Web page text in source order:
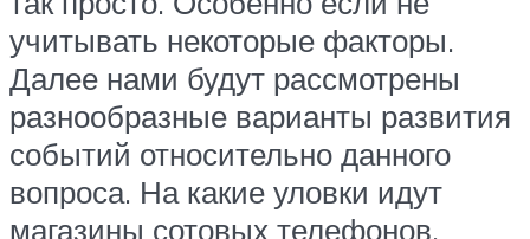
учитывать некоторые факторы.
Далее нами будут рассмотрены
разнообразные варианты развития
событий относительно данного
вопроса. На какие уловки идут
магазины сотовых телефонов,